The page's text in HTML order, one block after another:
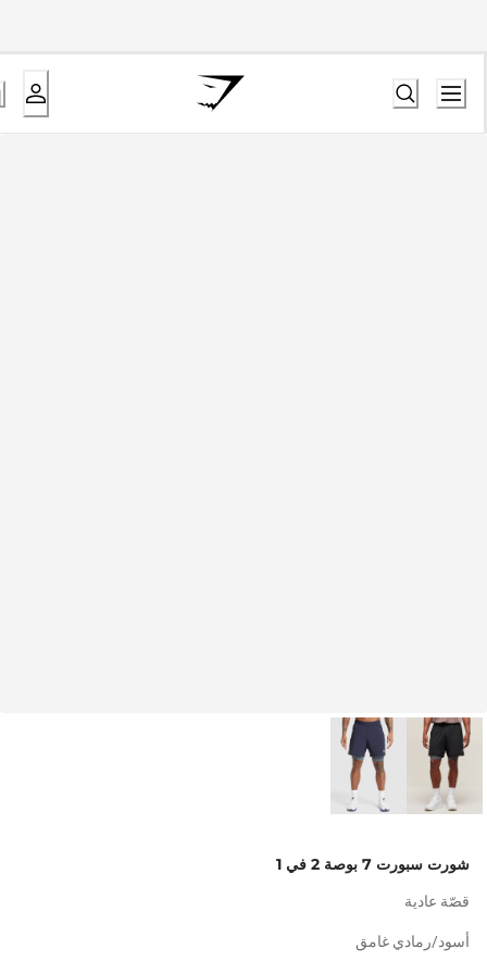
شورت سبورت 7 بوصة 2 في 1
قصّة عادية
أسود/رمادي غامق